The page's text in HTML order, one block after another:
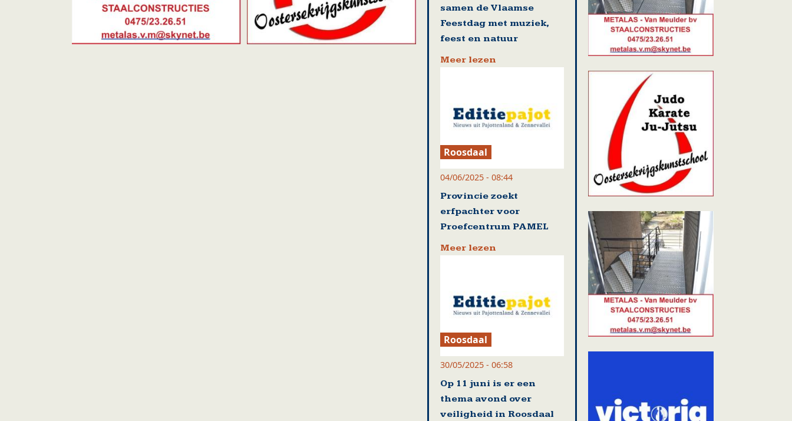
samen de Vlaamse
Feestdag met muziek,
feest en natuur
Meer lezen
Roosdaal
04/06/2025 - 08:44
Provincie zoekt
erfpachter voor
Proefcentrum PAMEL
Meer lezen
Roosdaal
30/05/2025 - 06:58
Op 11 juni is er een
thema avond over
veiligheid in Roosdaal